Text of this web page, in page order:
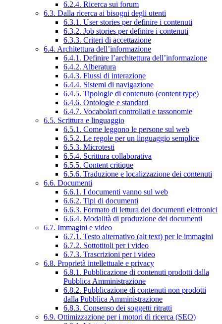
6.2.4. Ricerca sui forum
6.3. Dalla ricerca ai bisogni degli utenti
6.3.1. User stories per definire i contenuti
6.3.2. Job stories per definire i contenuti
6.3.3. Criteri di accettazione
6.4. Architettura dell’informazione
6.4.1. Definire l’architettura dell’informazione
6.4.2. Alberatura
6.4.3. Flussi di interazione
6.4.4. Sistemi di navigazione
6.4.5. Tipologie di contenuto (content type)
6.4.6. Ontologie e standard
6.4.7. Vocabolari controllati e tassonomie
6.5. Scrittura e linguaggio
6.5.1. Come leggono le persone sul web
6.5.2. Le regole per un linguaggio semplice
6.5.3. Microtesti
6.5.4. Scrittura collaborativa
6.5.5. Content critique
6.5.6. Traduzione e localizzazione dei contenuti
6.6. Documenti
6.6.1. I documenti vanno sul web
6.6.2. Tipi di documenti
6.6.3. Formato di lettura dei documenti elettronici
6.6.4. Modalità di produzione dei documenti
6.7. Immagini e video
6.7.1. Testo alternativo (alt text) per le immagini
6.7.2. Sottotitoli per i video
6.7.3. Trascrizioni per i video
6.8. Proprietà intellettuale e privacy
6.8.1. Pubblicazione di contenuti prodotti dalla
Pubblica Amministrazione
6.8.2. Pubblicazione di contenuti non prodotti
dalla Pubblica Amministrazione
6.8.3. Consenso dei soggetti ritratti
6.9. Ottimizzazione per i motori di ricerca (SEO)